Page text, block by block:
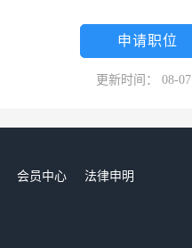
申请职位
更新时间： 08-07
会员中心
法律申明